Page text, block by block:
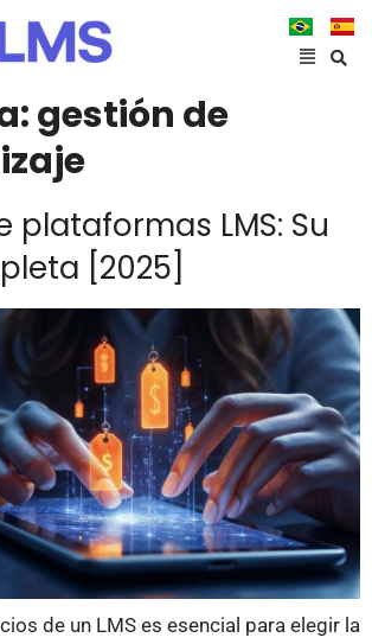
gestión de
plataformas LMS: Su
[2025]
de un LMS es esencial para elegir la